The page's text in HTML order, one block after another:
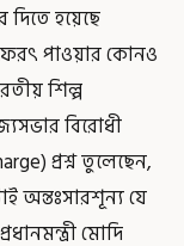
দিতে হয়েছে
পাওয়ার কোনও
শিল্প
বিরোধী
প্রশ্ন তুলেছেন,
অন্তঃসারশূন্য যে
মোদি